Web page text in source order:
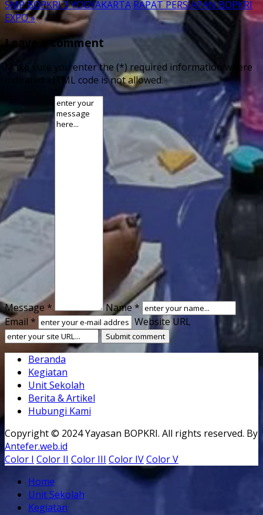
SMP BOPKRI 3 YOGYAKARTA RAPAT PERSIAPAN BOPKRI
EXPO »
Leave a comment
Make sure you enter the (*) required information where
indicated. HTML code is not allowed.
Message *
Name *
Email *
Website URL
Beranda
Kegiatan
Unit Sekolah
Berita & Artikel
Hubungi Kami
Copyright © 2024 Yayasan BOPKRI. All rights reserved. By
Antefer.web.id
Color I Color II Color III Color IVColor V
Home
Unit Sekolah
Kegiatan